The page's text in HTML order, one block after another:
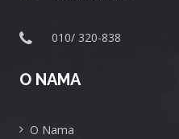
010/ 320-838
O NAMA
O Nama